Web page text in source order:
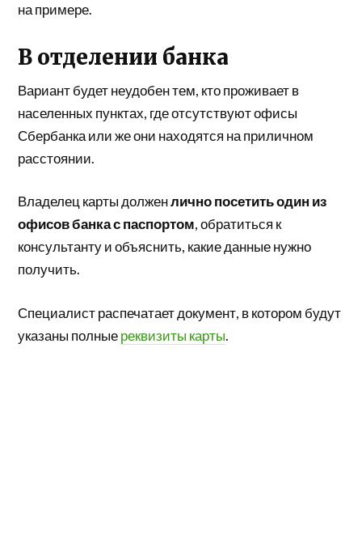
на примере.
В отделении банка
Вариант будет неудобен тем, кто проживает в
населенных пунктах, где отсутствуют офисы
Сбербанка или же они находятся на приличном
расстоянии.
Владелец карты долженлично посетить один из
офисов банка с паспортом, обратиться к
консультанту и объяснить, какие данные нужно
получить.
Специалист распечатает документ, в котором будут
указаны полныереквизиты карты.